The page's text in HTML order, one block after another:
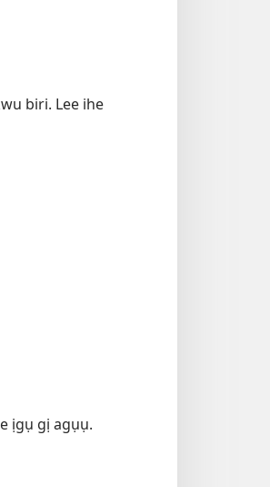
biri. Lee ihe
ịgụ gị agụụ.